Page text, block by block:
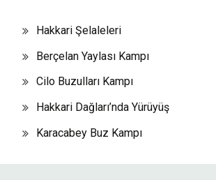
Hakkari Şelaleleri
Berçelan Yaylası Kampı
Cilo Buzulları Kampı
Hakkari Dağları’nda Yürüyüş
Karacabey Buz Kampı